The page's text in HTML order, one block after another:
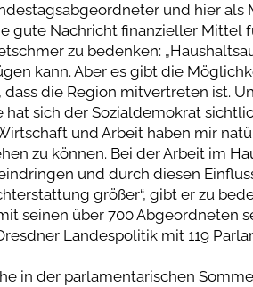
und hier als
gute Nachricht finanzieller Mittel
zu bedenken:
kann. Aber es gibt die
die Region mitvertreten ist.
hat sich der Sozialdemokrat
und Arbeit haben mir
zu können. Bei der Arbeit im
und durch diesen
größer“, gibt er zu
seinen über 700 Abgeordneten
Landespolitik mit 119
in der parlamentarischen